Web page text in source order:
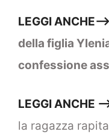
LEGGI ANCHE—–>
della figlia
confessione
LEGGI ANCHE
la ragazza